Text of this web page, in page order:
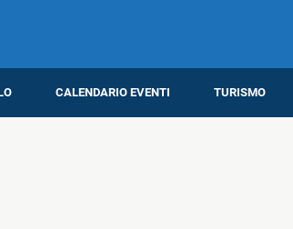
CALENDARIO EVENTI TURISMO